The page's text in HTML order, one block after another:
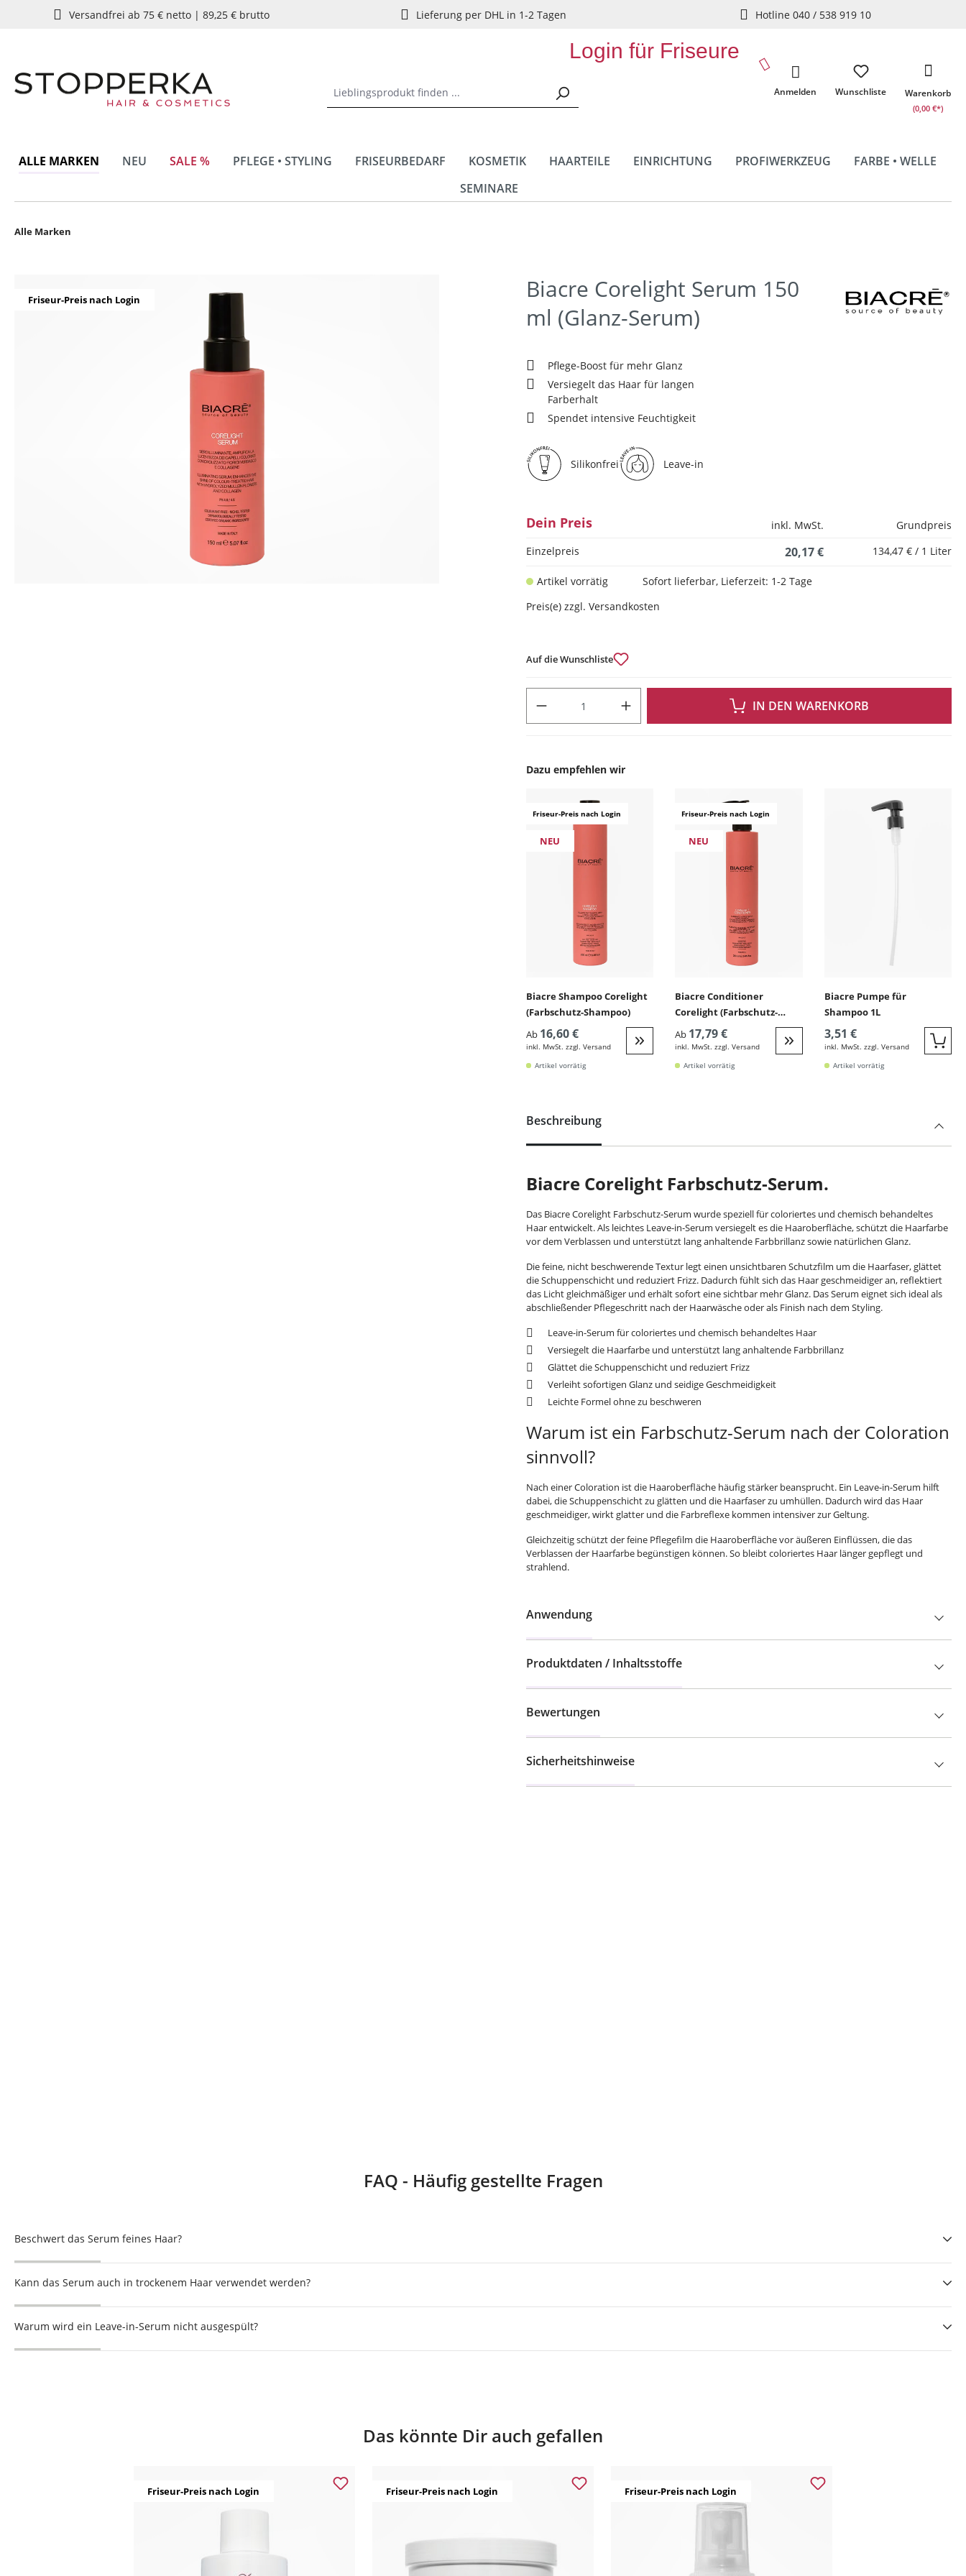
Zur Hauptnavigation springen
Versandfrei ab 75 € netto | 89,25 € brutto Lieferung per DHL in 1-2 Tagen Hotline 040 / 538 919 10
Login für Friseure
Wunschliste
Anmelden Warenkorb
(0,00 €*)
ALLE MARKEN NEU SALE % PFLEGE • STYLING FRISEURBEDARF KOSMETIK HAARTEILE EINRICHTUNG PROFIWERKZEUG
FARBE • WELLE
SEMINARE
Alle Marken
Friseur-Preis nach Login
Biacre Corelight Serum 150
ml (Glanz-Serum)
Pflege-Boost für mehr Glanz
Versiegelt das Haar für langen
Farberhalt
Spendet intensive Feuchtigkeit
Silikonfrei Leave-in
Dein Preis inkl. MwSt.
Grundpreis
Einzelpreis
20,17 € 134,47 € / 1 Liter
Artikel vorrätig
Sofort lieferbar, Lieferzeit: 1-2 Tage
Preis(e) zzgl. Versandkosten
Auf die Wunschliste
IN DEN WARENKORB
Dazu empfehlen wir
Friseur-Preis nach Login
NEU
Biacre Shampoo Corelight
(Farbschutz-Shampoo)
Ab 16,60 €
inkl. MwSt. zzgl. Versand Weiter zur Detail
Artikel vorrätig
Friseur-Preis nach Login
NEU
Biacre Conditioner
Corelight (Farbschutz-
Conditioner)
Ab 17,79 €
inkl. MwSt. zzgl. Versand Weiter zur Detail
Artikel vorrätig
Biacre Pumpe für
Shampoo 1L
3,51 €
inkl. MwSt. zzgl. Versand
Artikel vorrätig
Beschreibung
Biacre Corelight Farbschutz-Serum.
Das Biacre Corelight Farbschutz-Serum wurde speziell für coloriertes und chemisch behandeltes
Haar entwickelt. Als leichtes Leave-in-Serum versiegelt es die Haaroberfläche, schützt die Haarfarbe
vor dem Verblassen und unterstützt lang anhaltende Farbbrillanz sowie natürlichen Glanz.
Die feine, nicht beschwerende Textur legt einen unsichtbaren Schutzfilm um die Haarfaser, glättet
die Schuppenschicht und reduziert Frizz. Dadurch fühlt sich das Haar geschmeidiger an, reflektiert
das Licht gleichmäßiger und erhält sofort eine sichtbar mehr Glanz. Das Serum eignet sich ideal als
abschließender Pflegeschritt nach der Haarwäsche oder als Finish nach dem Styling.
Leave-in-Serum für coloriertes und chemisch behandeltes Haar
Versiegelt die Haarfarbe und unterstützt lang anhaltende Farbbrillanz
Glättet die Schuppenschicht und reduziert Frizz
Verleiht sofortigen Glanz und seidige Geschmeidigkeit
Leichte Formel ohne zu beschweren
Warum ist ein Farbschutz-Serum nach der Coloration
sinnvoll?
Nach einer Coloration ist die Haaroberfläche häufig stärker beansprucht. Ein Leave-in-Serum hilft
dabei, die Schuppenschicht zu glätten und die Haarfaser zu umhüllen. Dadurch wird das Haar
geschmeidiger, wirkt glatter und die Farbreflexe kommen intensiver zur Geltung.
Gleichzeitig schützt der feine Pflegefilm die Haaroberfläche vor äußeren Einflüssen, die das
Verblassen der Haarfarbe begünstigen können. So bleibt coloriertes Haar länger gepflegt und
strahlend.
Anwendung
Produktdaten / Inhaltsstoffe
Bewertungen
Sicherheitshinweise
FAQ - Häufig gestellte Fragen
Beschwert das Serum feines Haar?
Kann das Serum auch in trockenem Haar verwendet werden?
Warum wird ein Leave-in-Serum nicht ausgespült?
Das könnte Dir auch gefallen
Friseur-Preis nach Login Friseur-Preis nach Login Friseur-Preis nach Login